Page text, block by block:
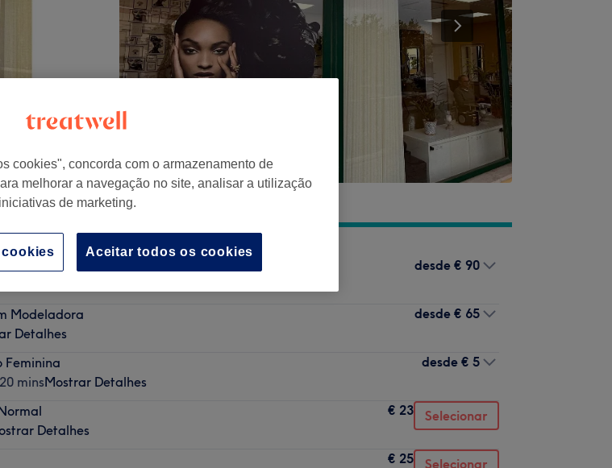
desde € 90
Modeladora
Detalhes
desde € 65
Feminina
minsMostrar Detalhes
desde € 5
Detalhes
€ 23 Selecionar
€ 25 Selecionar
cookies", concorda com o armazenamento de
melhorar a navegação no site, analisar a utilização
de marketing.
Aceitar todos os cookies